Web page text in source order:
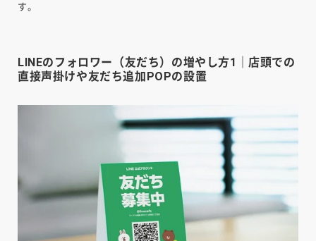
す。
LINEのフォロワー（友だち）の増やし方1｜店頭での
直接声掛けや友だち追加POPの設置